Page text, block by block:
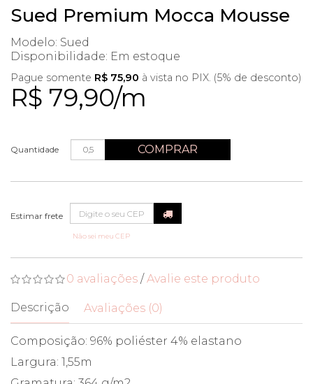
Sued Premium Mocca Mousse
Modelo: Sued
Disponibilidade: Em estoque
R$ 79,90/m
Pague somente R$ 75,90 à vista no PIX. (5% de desconto)
Quantidade COMPRAR
Não sei meu CEP
0 avaliações /Avalie este produto
Descrição Avaliações (0)
Composição: 96% poliéster 4% elastano
Largura: 1,55m